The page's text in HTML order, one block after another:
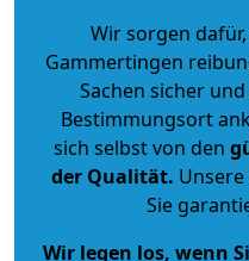
Wir sorgen
Gammertingen
Sachen sicher
Bestimmungsort
sich selbst von den
der Qualität.
Sie
Wir legen los, wenn